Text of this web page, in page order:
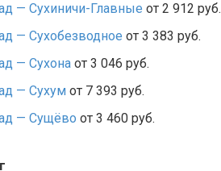
— Сухиничи-Главные от 2 912 руб.
— Сухобезводное от 3 383 руб.
— Сухона от 3 046 руб.
— Сухум от 7 393 руб.
— Сущёво от 3 460 руб.